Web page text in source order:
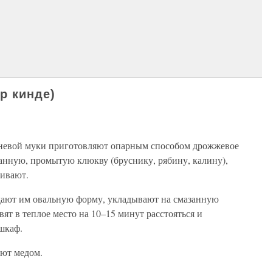
кинде)
муки приготовляют опарным способом дрожжевое
промытую клюкву (бруснику, рябину, калину),
им овальную форму, укладывают на смазанную
в теплое место на 10–15 минут расстояться и
медом.